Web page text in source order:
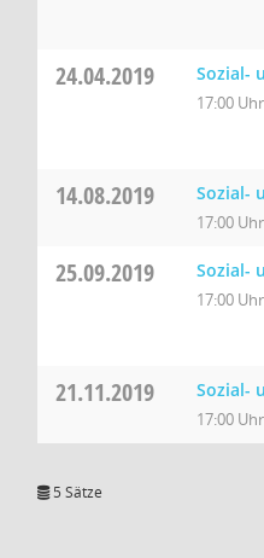
24.04.2019 Sozial-
17:00 Uhr
14.08.2019 Sozial-
17:00 Uhr
25.09.2019 Sozial-
17:00 Uhr
21.11.2019 Sozial-
17:00 Uhr
5 Sätze